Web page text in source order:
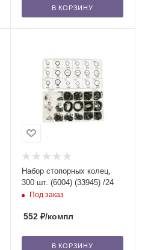
В КОРЗИНУ
Набор стопорных колец,
300 шт. (6004) (33945) /24
Под заказ
552₽/компл
В КОРЗИНУ